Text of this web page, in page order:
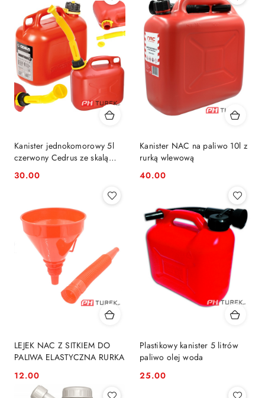
Kanister jednokomorowy 5l
czerwony Cedrus ze skalą
pomiarową UN cert HDPE
Cena:
30.00
Kanister NAC na paliwo 10l z
rurką wlewową
Cena:
40.00
LEJEK NAC Z SITKIEM DO
PALIWA ELASTYCZNA RURKA
Cena:
12.00
Plastikowy kanister 5 litrów
paliwo olej woda
Cena:
25.00